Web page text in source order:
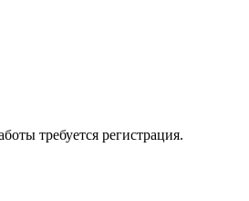
требуется регистрация.